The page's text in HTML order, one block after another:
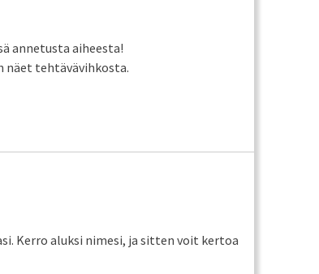
annetusta aiheesta!
näet tehtävävihkosta.
Kerro aluksi nimesi, ja sitten voit kertoa